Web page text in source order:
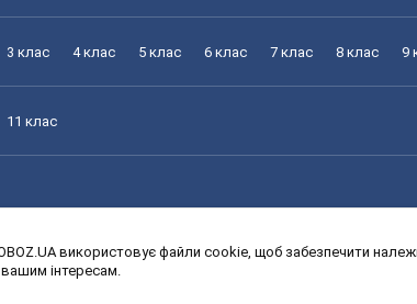
3 клас 4 клас 5 клас 6 клас 7 клас 8 клас 9
11 клас
3 клас 4 клас 5 клас 6 клас 7 клас 8 клас 9
використовує файли cookie, щоб забезпечити
інтересам.